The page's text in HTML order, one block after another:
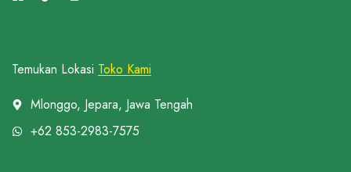
Temukan Lokasi Toko Kami
Mlonggo, Jepara, Jawa Tengah
+62 853-2983-7575